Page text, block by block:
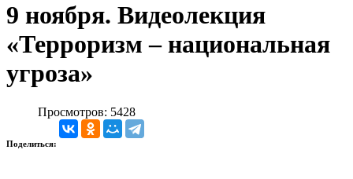
9 ноября. Видеолекция
«Терроризм – национальная
угроза»
Просмотров: 5428
Поделиться: